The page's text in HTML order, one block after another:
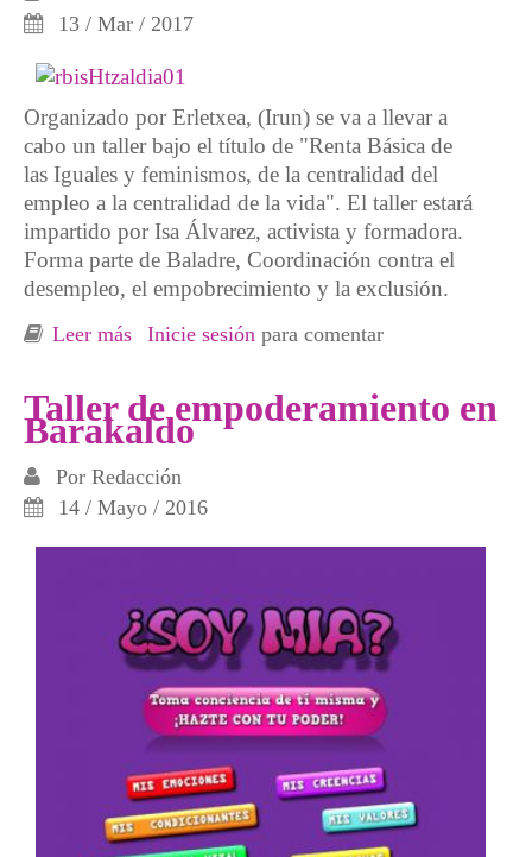
13 / Mar / 2017
Organizado por Erletxea, (Irun) se va a llevar a
cabo un taller bajo el título de "Renta Básica de
las Iguales y feminismos, de la centralidad del
empleo a la centralidad de la vida". El taller estará
impartido por Isa Álvarez, activista y formadora.
Forma parte de Baladre, Coordinación contra el
desempleo, el empobrecimiento y la exclusión.
Leer más sobre Taller sobre Renta Básica de las Iguales
Inicie sesión para comentar
Taller de empoderamiento en
Barakaldo
Por Redacción
14 / Mayo / 2016